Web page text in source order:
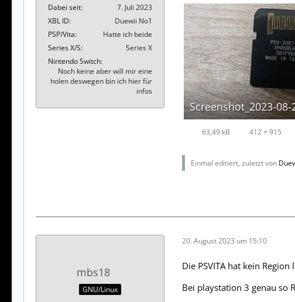
Dabei seit
7. Juli 2023
XBL ID
Duewii No1
PSP/Vita
Hatte ich beide
Series X/S
Series X
Nintendo Switch
Noch keine aber will mir eine
holen deswegen bin ich hier für
infos
63,49 kB 412 × 915
Einmal editiert, zuletzt von
mbs18
GNU/Linux
20. August 2023 um 15:10
Die PSVITA hat kein
Bei playstation 3 genau so